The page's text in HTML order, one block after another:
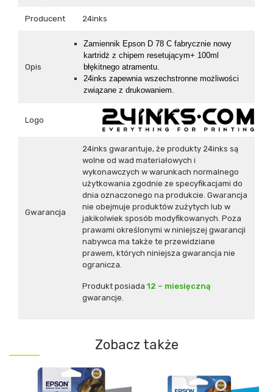
Producent 24inks
Opis
Zamiennik Epson D 78 C fabrycznie nowy
kartridż z chipem resetującym+ 100ml
błękitnego atramentu.
24inks zapewnia wszechstronne możliwości
związane z drukowaniem.
Logo
Gwarancja
24inks gwarantuje, że produkty 24inks są
wolne od wad materiałowych i
wykonawczych w warunkach normalnego
użytkowania zgodnie ze specyfikacjami do
dnia oznaczonego na produkcie. Gwarancja
nie obejmuje produktów zużytych lub w
jakikolwiek sposób modyfikowanych. Poza
prawami określonymi w niniejszej gwarancji
nabywca ma także te przewidziane
prawem, których niniejsza gwarancja nie
ogranicza.
Produkt posiada 12 – miesięczną
gwarancje.
Zobacz także